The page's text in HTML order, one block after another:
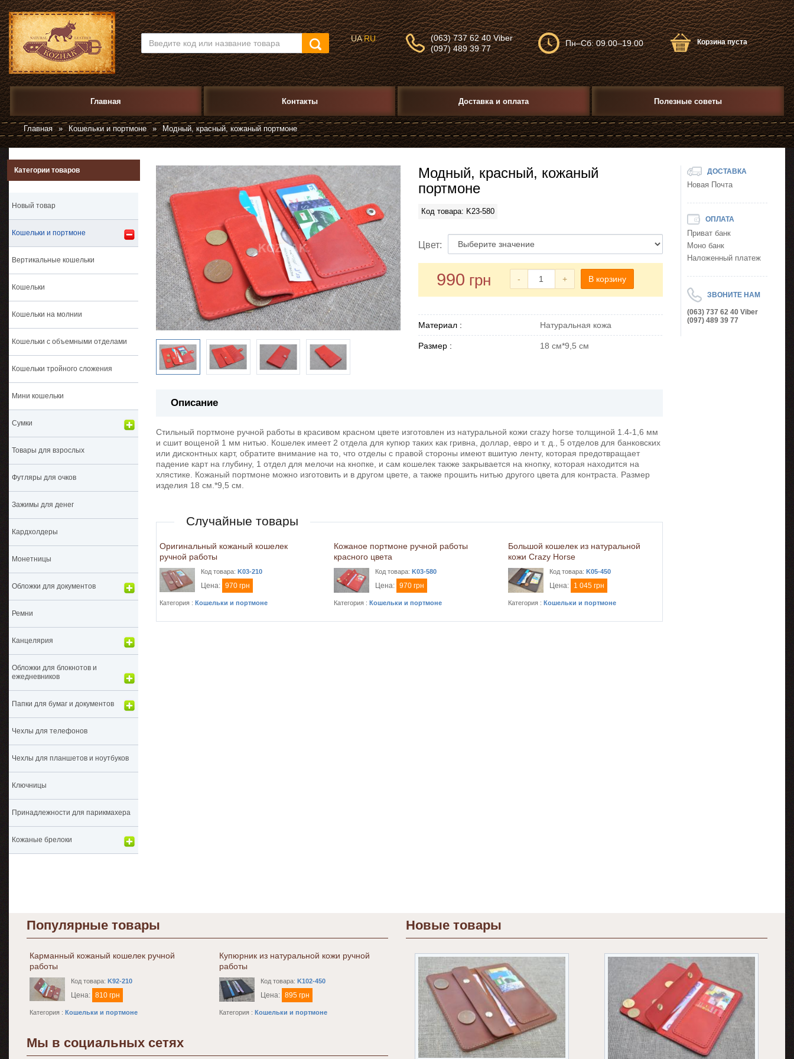
(063) 737 62 40 Viber
(097) 489 39 77
Пн–Сб: 09.00–19.00 Корзина пуста
UA RU
Главная Контакты Доставка и оплата Полезные советы
Главная » Кошельки и портмоне » Модный, красный, кожаный портмоне
Категории товаров
Новый товар
Кошельки и портмоне
Вертикальные кошельки
Кошельки
Кошельки на молнии
Кошельки с объемными отделами
Кошельки тройного сложения
Мини кошельки
Сумки
Товары для взрослых
Футляры для очков
Зажимы для денег
Кардхолдеры
Монетницы
Обложки для документов
Ремни
Канцелярия
Обложки для блокнотов и
ежедневников
Папки для бумаг и документов
Чехлы для телефонов
Чехлы для планшетов и ноутбуков
Ключницы
Принадлежности для парикмахера
Кожаные брелоки
Модный, красный, кожаный
портмоне
Код товара: K23-580
Цвет:
990 грн - + В корзину
Материал : Натуральная кожа
Размер : 18 см*9,5 см
Описание
Стильный портмоне ручной работы в красивом красном цвете изготовлен из натуральной кожи crazy horse толщиной 1.4-1,6 мм
и сшит вощеной 1 мм нитью. Кошелек имеет 2 отдела для купюр таких как гривна, доллар, евро и т. д., 5 отделов для банковских
или дисконтных карт, обратите внимание на то, что отделы с правой стороны имеют вшитую ленту, которая предотвращает
падение карт на глубину, 1 отдел для мелочи на кнопке, и сам кошелек также закрывается на кнопку, которая находится на
хлястике. Кожаный портмоне можно изготовить и в другом цвете, а также прошить нитью другого цвета для контраста. Размер
изделия 18 см.*9,5 см.
Случайные товары
Оригинальный кожаный кошелек
ручной работы
Код товара: K03-210
Цена: 970 грн
Категория : Кошельки и портмоне
Кожаное портмоне ручной работы
красного цвета
Код товара:K03-580
Цена: 970 грн
Категория :Кошельки и портмоне
Большой кошелек из натуральной
кожи Сrazy Horse
Код товара:K05-450
Цена: 1 045 грн
Категория :Кошельки и портмоне
ДОСТАВКА
Новая Почта
ОПЛАТА
Приват банк
Моно банк
Наложенный платеж
ЗВОНИТЕ НАМ
(063) 737 62 40 Viber
(097) 489 39 77
Популярные товары
Карманный кожаный кошелек ручной
работы
Код товара: K92-210
Цена: 810 грн
Категория : Кошельки и портмоне
Купюрник из натуральной кожи ручной
работы
Код товара: K102-450
Цена: 895 грн
Категория : Кошельки и портмоне
Мы в социальных сетях
Новые товары